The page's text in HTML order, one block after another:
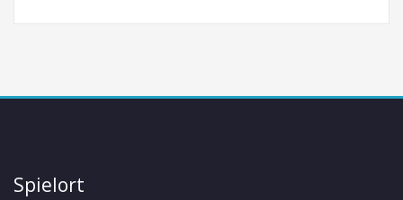
Spielort